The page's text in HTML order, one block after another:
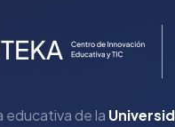
educativa de la